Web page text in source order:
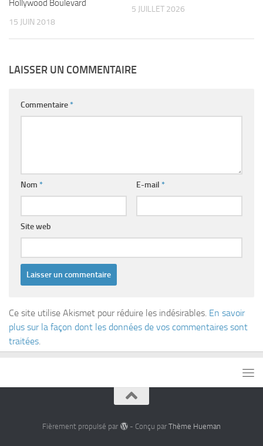
Hollywood Boulevard
15 JUIN 2018
5 JUILLET 2026
LAISSER UN COMMENTAIRE
Commentaire*
Nom * E-mail *
Site web
Ce site utilise Akismet pour réduire les indésirables. En savoir
plus sur la façon dont les données de vos commentaires sont
traitées
Fièrement propulsé par - Conçu par Thème Hueman